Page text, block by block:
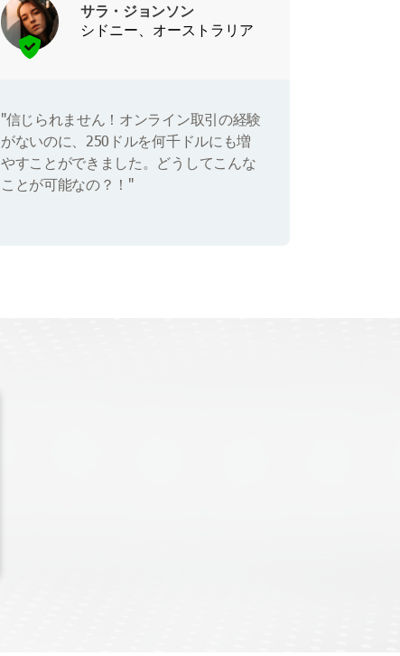
サラ・ジョンソン
シドニー、オーストラリア
"信じられません！オンライン取引の経験
がないのに、250ドルを何千ドルにも増
やすことができました。どうしてこんな
ことが可能なの？！"